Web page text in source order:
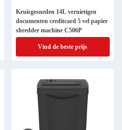
Kruisgesneden 14L vernietigen
documenten creditcard 5 vel papier
shredder machine C506P
Vind de beste prijs